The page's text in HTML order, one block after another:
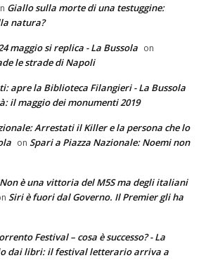
Giallo sulla morte di una testuggine:
natura?
maggio si replica - La Bussola on
le strade di Napoli
apre la Biblioteca Filangieri - La Bussola
il maggio dei monumenti 2019
Arrestati il Killer e la persona che lo
on Spari a Piazza Nazionale: Noemi non
è una vittoria del M5S ma degli italiani
Siri è fuori dal Governo. Il Premier gli ha
Festival – cosa è successo? - La
dai libri: il festival letterario arriva a